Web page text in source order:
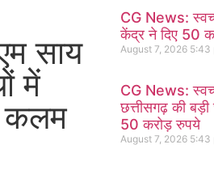
साय
में
कलम
CG News:
केंद्र ने दिए 50
August 7, 2026 5:43
CG News:
छत्तीसगढ़ की
50 करोड़ रुपये
August 7, 2026 5:43